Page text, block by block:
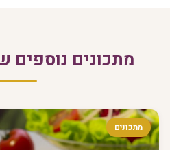
מתכונים נוספים
מתכונים